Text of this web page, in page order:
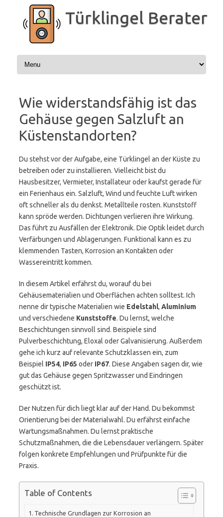
springen
Türklingel Berater
Wie widerstandsfähig ist das
Gehäuse gegen Salzluft an
Küstenstandorten?
Du stehst vor der Aufgabe, eine Türklingel an der Küste zu
betreiben oder zu installieren. Vielleicht bist du
Hausbesitzer, Vermieter, Installateur oder kaufst gerade für
ein Ferienhaus ein. Salzluft, Wind und feuchte Luft wirken
oft schneller als du denkst. Metallteile rosten. Kunststoff
kann spröde werden. Dichtungen verlieren ihre Wirkung.
Das führt zu Ausfällen der Elektronik. Die Optik leidet durch
Verfärbungen und Ablagerungen. Funktional kann es zu
klemmenden Tasten, Korrosion an Kontakten oder
Wassereintritt kommen.
In diesem Artikel erfährst du, worauf du bei
Gehäusematerialien und Oberflächen achten solltest. Ich
nenne dir typische Materialien wie Edelstahl, Aluminium
und verschiedene Kunststoffe. Du lernst, welche
Beschichtungen sinnvoll sind. Beispiele sind
Pulverbeschichtung, Eloxal oder Galvanisierung. Außerdem
gehe ich kurz auf relevante Schutzklassen ein, zum
Beispiel IP54, IP65 oder IP67. Diese Angaben sagen dir, wie
gut das Gehäuse gegen Spritzwasser und Eindringen
geschützt ist.
Der Nutzen für dich liegt klar auf der Hand. Du bekommst
Orientierung bei der Materialwahl. Du erfährst einfache
Wartungsmaßnahmen. Du lernst praktische
Schutzmaßnahmen, die die Lebensdauer verlängern. Später
folgen konkrete Empfehlungen und Prüfpunkte für die
Praxis.
Table of Contents
Technische Grundlagen zur Korrosion an